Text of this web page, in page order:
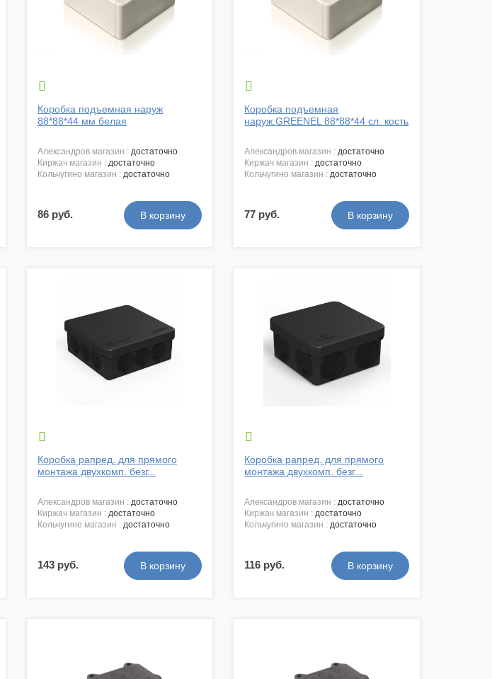

Коробка подъемная наруж
88*88*44 мм белая
александров магазин : достаточно
киржач магазин : достаточно
кольчугино магазин : достаточно
86 руб.

Коробка подъемная
наруж.GREENEL 88*88*44 сл. кость
александров магазин :достаточно
киржач магазин :достаточно
кольчугино магазин :достаточно
77 руб.

Коробка рапред. для прямого
монтажа двухкомп. безг...
александров магазин : достаточно
киржач магазин : достаточно
кольчугино магазин : достаточно
143 руб.

Коробка рапред. для прямого
монтажа двухкомп. безг...
александров магазин :достаточно
киржач магазин :достаточно
кольчугино магазин :достаточно
116 руб.